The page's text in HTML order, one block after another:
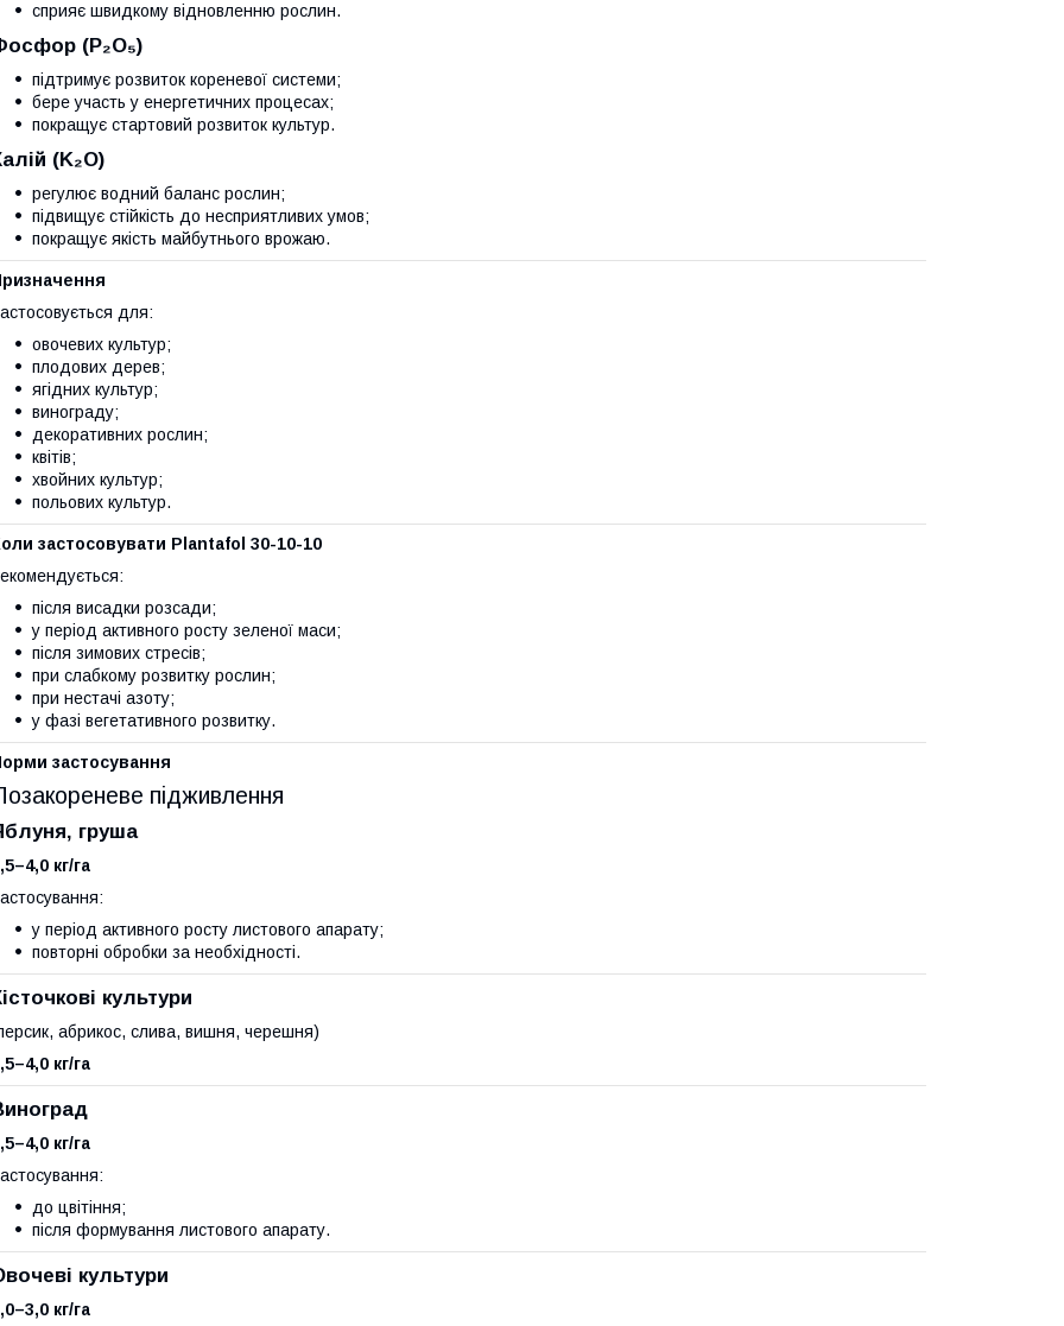
сприяє швидкому відновленню рослин.
(P₂O₅)
підтримує розвиток кореневої системи;
бере участь у енергетичних процесах;
покращує стартовий розвиток культур.
(K₂O)
регулює водний баланс рослин;
підвищує стійкість до несприятливих умов;
покращує якість майбутнього врожаю.
для:
овочевих культур;
плодових дерев;
ягідних культур;
винограду;
декоративних рослин;
квітів;
хвойних культур;
польових культур.
застосовувати Plantafol 30-10-10
після висадки розсади;
у період активного росту зеленої маси;
після зимових стресів;
при слабкому розвитку рослин;
при нестачі азоту;
у фазі вегетативного розвитку.
застосування
підживлення
груша
кг/га
у період активного росту листового апарату;
повторні обробки за необхідності.
культури
абрикос, слива, вишня, черешня)
кг/га
кг/га
до цвітіння;
після формування листового апарату.
культури
кг/га